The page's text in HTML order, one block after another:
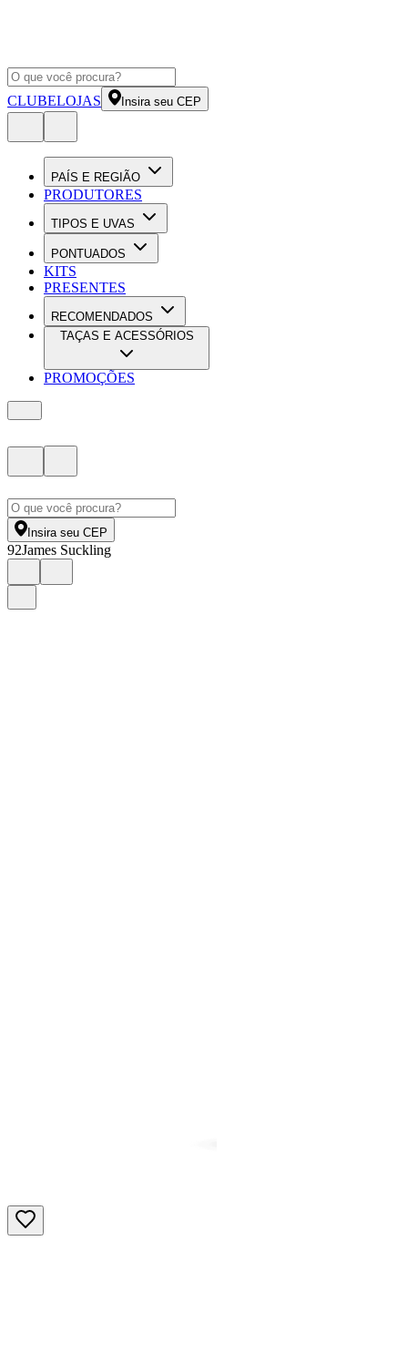
CLUBELOJAS Insira seu CEP
PAÍS E REGIÃO
PRODUTORES
TIPOS E UVAS
PONTUADOS
KITS
PRESENTES
RECOMENDADOS
TAÇAS E ACESSÓRIOS
PROMOÇÕES
Insira seu CEP
92James Suckling